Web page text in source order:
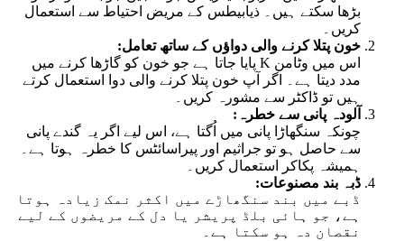
بڑھا سکتے ہیں۔ ذیابیطس کے مریض احتیاط سے استعمال
کریں۔
خون پتلا کرنے والی دواؤں کے ساتھ تعامل:
اس میں وٹامن K پایا جاتا ہے جو خون کو گاڑھا کرنے میں
مدد دیتا ہے۔ اگر آپ خون پتلا کرنے والی دوا استعمال کرتے
ہیں تو ڈاکٹر سے مشورہ کریں۔
آلودہ پانی سے خطرہ:
چونکہ سنگھاڑا پانی میں اُگتا ہے، اس لیے اگر یہ گندے پانی
سے حاصل ہو تو جراثیم اور پیراسائٹس کا خطرہ ہوتا ہے۔
ہمیشہ پکاکر استعمال کریں۔
ڈبہ بند مصنوعات:
ڈبے میں بند سنگھاڑے میں اکثر نمک زیادہ ہوتا
ہے، جو ہائی بلڈ پریشر یا دل کے مریضوں کے لیے
نقصان دہ ہو سکتا ہے۔